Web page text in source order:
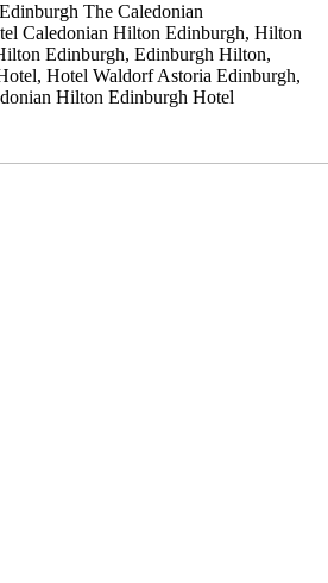
The Caledonian
Caledonian Hilton Edinburgh, Hilton
Edinburgh, Edinburgh Hilton,
Hotel Waldorf Astoria Edinburgh,
Hilton Edinburgh Hotel